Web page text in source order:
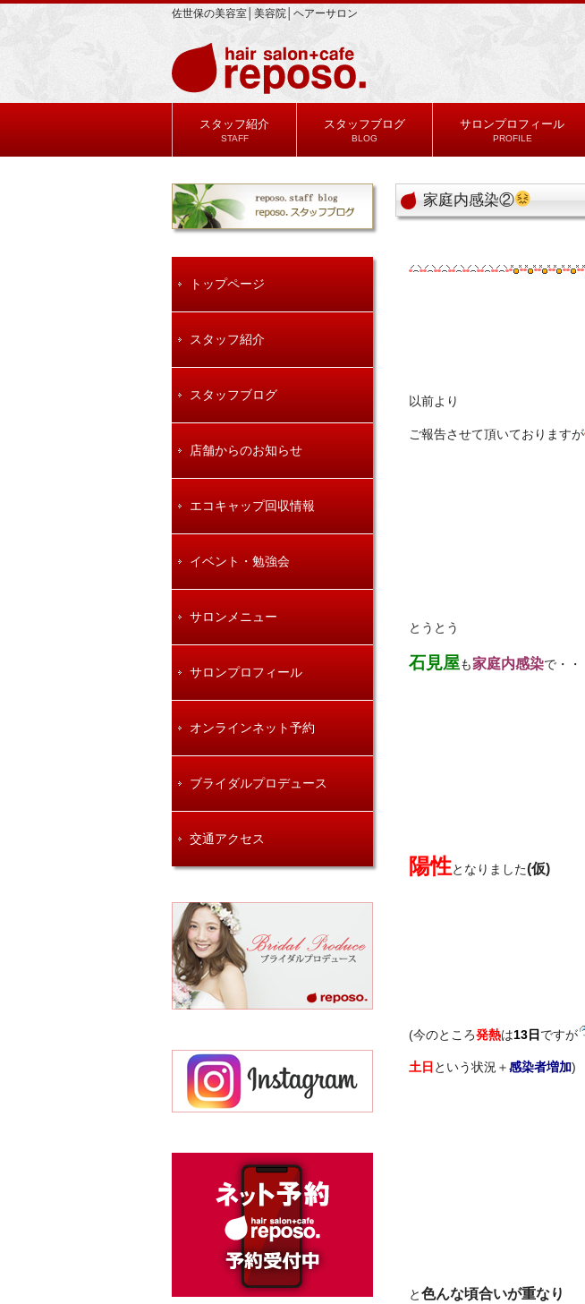
佐世保の美容室│美容院│ヘアーサロン
スタッフ紹介
STAFF
スタッフブログ
BLOG
サロンプロフィール
PROFILE
家庭内感染②
以前より
ご報告させて頂いておりますが
とうとう
石見屋も家庭内感染で・・
陽性となりました(仮)
(今のところ発熱は13日 ですが
土日 という状況＋感染者増加)
と色んな頃合いが重なり
トップページ
スタッフ紹介
スタッフブログ
店舗からのお知らせ
エコキャップ回収情報
イベント・勉強会
サロンメニュー
サロンプロフィール
オンラインネット予約
ブライダルプロデュース
交通アクセス